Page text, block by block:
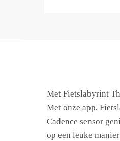
Met Fietslabyrint
Met onze app,
Cadence sensor
op een leuke